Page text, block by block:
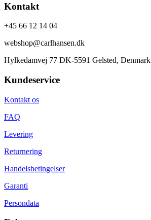
Kontakt
+45 66 12 14 04
webshop@carlhansen.dk
Hylkedamvej 77 DK-5591 Gelsted, Denmark
Kundeservice
Kontakt os
FAQ
Levering
Returnering
Handelsbetingelser
Garanti
Persondata